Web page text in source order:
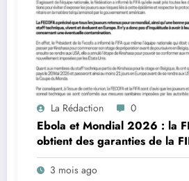
La Rédaction 0
Ebola et Mondial 2026 : la
obtient des garanties de la
Léopards de la RDC
3 mois ago